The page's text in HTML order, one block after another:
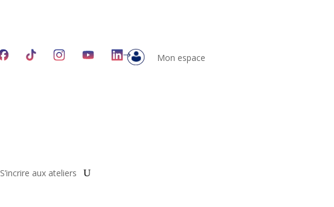
Mon espace
S’incrire aux ateliers